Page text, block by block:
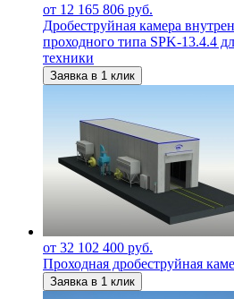
от 12 165 806 руб.
Дробеструйная камера
проходного типа SPK-13.4.4
техники
Заявка в 1 клик
от 32 102 400 руб.
Проходная дробеструйная
Заявка в 1 клик